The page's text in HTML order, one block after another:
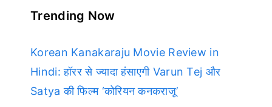
Trending Now
Korean Kanakaraju Movie Review in
Hindi: हॉरर से ज्यादा हंसाएगी Varun Tej और
Satya की फिल्म ‘कोरियन कनकराजू’